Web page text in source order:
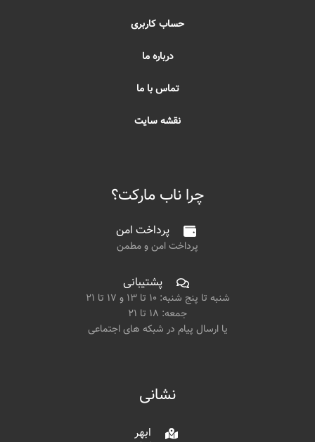
حساب کاربری
درباره ما
تماس با ما
نقشه سایت
چرا ناب مارکت؟
پرداخت امن
پرداخت امن و مطمن
پشتیبانی
شنبه تا پنج شنبه: ۱۰ تا ۱۳ و ۱۷ تا ۲۱
جمعه: ۱۸ تا ۲۱
یا ارسال پیام در شبکه های اجتماعی
نشانی
ابهر